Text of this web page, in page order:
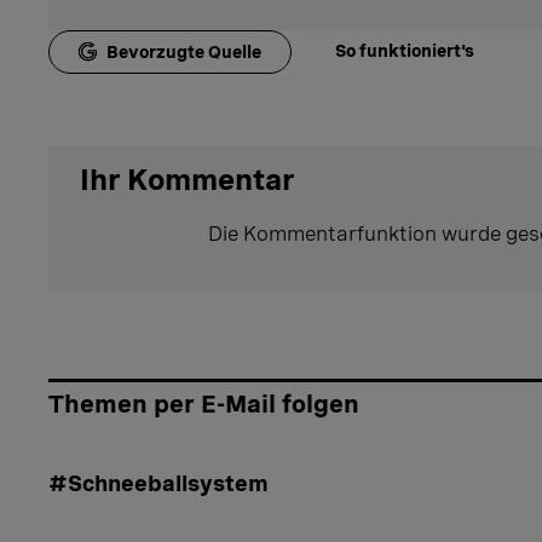
Bevorzugte Quelle So funktioniert's
Ihr Kommentar
Die Kommentarfunktion wurde
Themen per E-Mail folgen
#Schneeballsystem